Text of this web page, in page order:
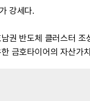
강세다.
권 반도체 클러스터
금호타이어의 자산가